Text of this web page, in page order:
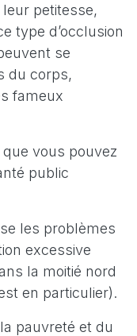
petitesse,
type d’occlusion
se
du corps,
fameux
vous pouvez
public
les problèmes
excessive
la moitié nord
en particulier).
pauvreté et du